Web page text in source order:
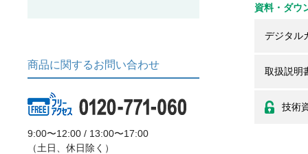
資料・ダウ
デジタル
取扱説明
技術
商品に関するお問い合わせ
9:00〜12:00 / 13:00〜17:00
（土日、休日除く）